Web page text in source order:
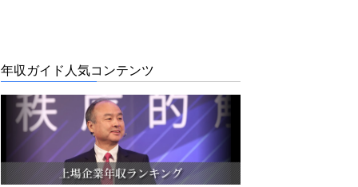
年収ガイド人気コンテンツ